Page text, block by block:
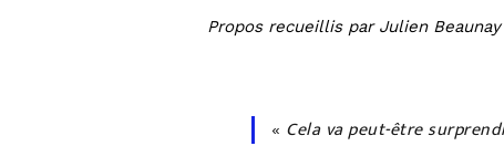
Propos recueillis par Julien
« Cela va peut-être